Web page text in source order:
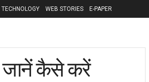
TECHNOLOGY WEB STORIES E-PAPER
जानें कैसे करें